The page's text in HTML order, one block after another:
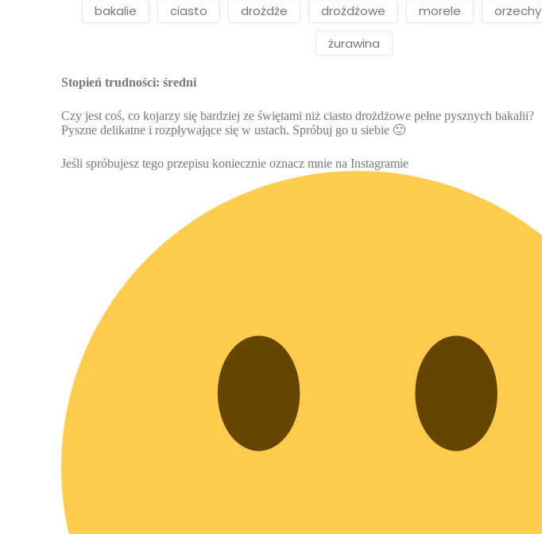
bakalie ciasto drożdże drożdżowe morele orzechy
żurawina
Stopień trudności: średni
Czy jest coś, co kojarzy się bardziej ze świętami niż ciasto drożdżowe pełne pysznych bakalii?
Pyszne delikatne i rozpływające się w ustach. Spróbuj go u siebie 🙂
Jeśli spróbujesz tego przepisu koniecznie oznacz mnie na Instagramie